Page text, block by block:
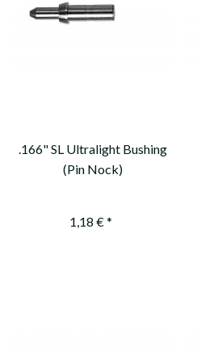
.166" SL Ultralight Bushing
(Pin Nock)
1,18 € *